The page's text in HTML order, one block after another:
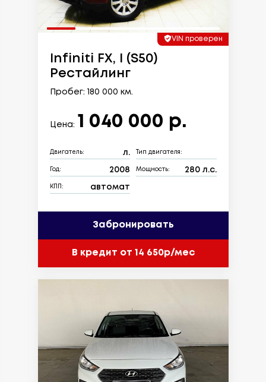
VIN проверен
Infiniti FX, I (S50)
Рестайлинг
Пробег: 180 000 км.
Цена: 1 040 000 р.
Двигатель: л. Тип двигателя:
Год: 2008 Мощность: 280 л.с.
КПП: автомат
Забронировать
В кредит от 14 650р/мес